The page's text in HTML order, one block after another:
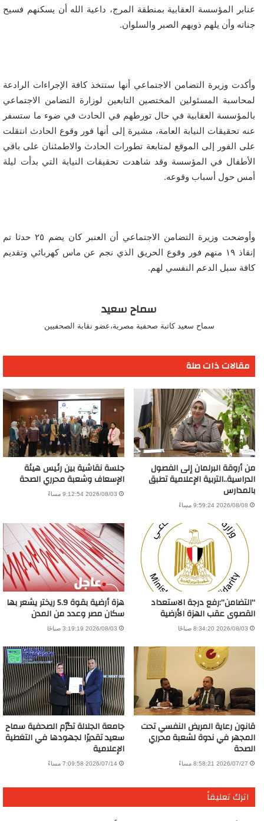
عنابر المؤسسة العقابية بمنطقة المرج، داعية الله أن يسكنهم فسيح
جناته وأن يلهم ذويهم الصبر والسلوان.
وأكدت وزيرة التضامن الاجتماعي أنها ستتخذ كافة الإجراءات الرادعة
لمحاسبة المسئولين المختصين التابعين لوزارة التضامن الاجتماعي
بالمؤسسة العقابية في حال تورطهم في الحادث في ضوء ما ستسفر
عنه تحقيقات النيابة العامة، مشيرة إلى أنها فور وقوع الحادث انتقلت
على الفور إلى الموقع لمتابعة تطورات الحادث والاطمئنان على باقي
الأطفال في المؤسسة وقد شاهدت تحقيقات النيابة التي بدأت ليلة
أمس حول أسباب وقوعه.
وأوضحت وزيرة التضامن الاجتماعي أن العنبر كان يضم ٢٥ حدثا تم
إنقاذ ١٩ منهم فور وقوع الحريق الذي نجم عن ماس كهربائي وتقديم
كافة سبل الدعم النفسي لهم.
سماح سعيد
سماح سعيد كاتبة صحفية مصرية،عضو نقابة الصحفيين
مقالات ذات صلة
من أروقة البرلمان إلى الفصول
الدراسية..التربية الإعلامية تطبق
بالمدارس
2026/08/08 9:59:24 مساءً
جلسة نقاشية بين رئيس هيئة
الإسعاف وشعبة محرري الصحة
2026/08/03 9:12:54 مساءً
“التضامن”:رفع درجة الاستعداد
القصوى عقب الهزة الأرضية
2026/08/03 8:34:20 صباحًا
هزة أرضية بقوة 5.9 ريختر يشعر بها
سكان مصر وعدد من المدن
2026/08/03 3:19:19 صباحًا
قانون رعاية المريض النفسي تحت
المجهر في ندوة لشعبة محرري
الصحة
2026/07/27 8:58:21 مساءً
جامعة الجلالة تكرّم الصحفية سماح
سعيد تقديرًا لجهودها في التغطية
الإعلامية
2026/07/14 7:09:58 مساءً
اترك تعليقاً